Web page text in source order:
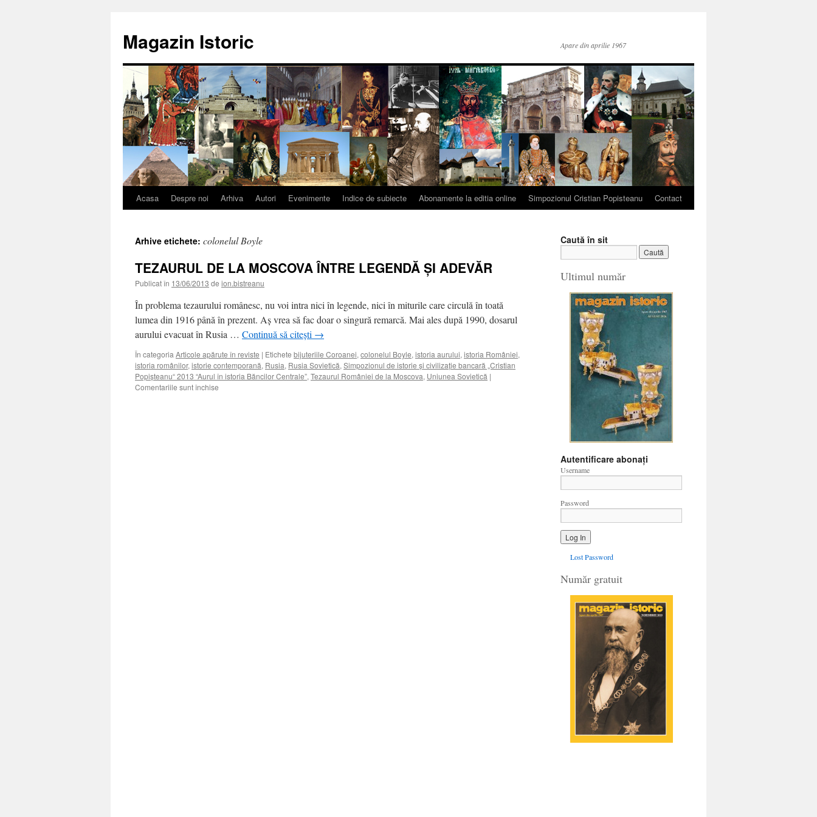
conținut
Magazin Istoric Apare din aprilie 1967
Acasa Despre noi Arhiva Autori Evenimente Indice de subiecte Abonamente la editia online Simpozionul Cristian Popisteanu Contact
Arhive etichete: colonelul Boyle
TEZAURUL DE LA MOSCOVA ÎNTRE LEGENDĂ ŞI ADEVĂR
Publicat în 13/06/2013 de ion.bistreanu
În problema tezaurului românesc, nu voi intra nici în legende, nici în miturile care circulă în toată
lumea din 1916 până în prezent. Aş vrea să fac doar o singură remarcă. Mai ales după 1990, dosarul
aurului evacuat în Rusia … Continuă să citești →
În categoria Articole apărute în reviste | Etichete bijuteriile Coroanei, colonelul Boyle, istoria aurului, istoria României,
istoria românilor, istorie contemporană, Rusia, Rusia Sovietică, Simpozionul de istorie şi civilizaţie bancară „Cristian
Popişteanu“ 2013 “Aurul în istoria Băncilor Centrale”, Tezaurul României de la Moscova, Uniunea Sovietică |
Comentariile sunt închise
Caută în sit
Ultimul număr
Autentificare abonați
Username
Password
Lost Password
Număr gratuit